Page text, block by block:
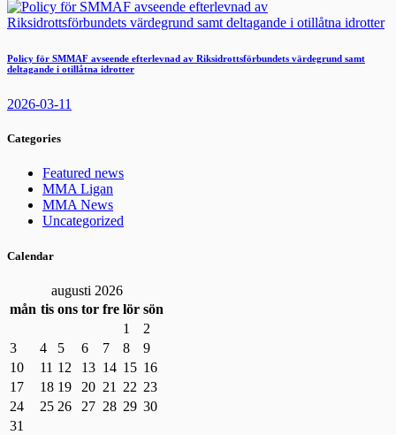
Policy för SMMAF avseende efterlevnad av Riksidrottsförbundets värdegrund samt
deltagande i otillåtna idrotter
2026-03-11
Categories
Featured news
MMA Ligan
MMA News
Uncategorized
Calendar
augusti 2026
mån tis ons tor fre lör sön
1
2
3
4 5 6 7 8
9
10
11 12 13 14 15 16
17
18 19 20 21 22 23
24
25 26 27 28 29 30
31